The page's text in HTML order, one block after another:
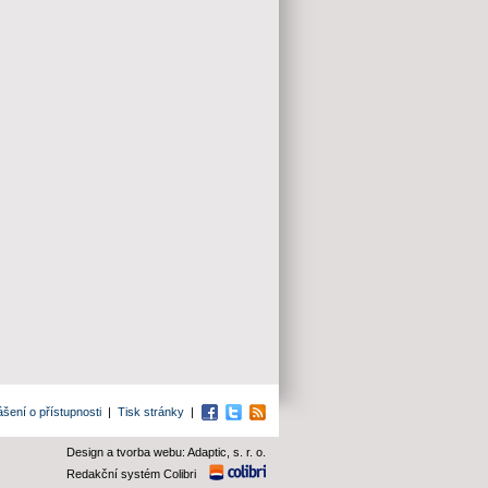
o přístupnosti | Tisk stránky | Facebook
TwitterRSS
Design a tvorba webu: Adaptic, s. r. o.
Redakční systém Colibri